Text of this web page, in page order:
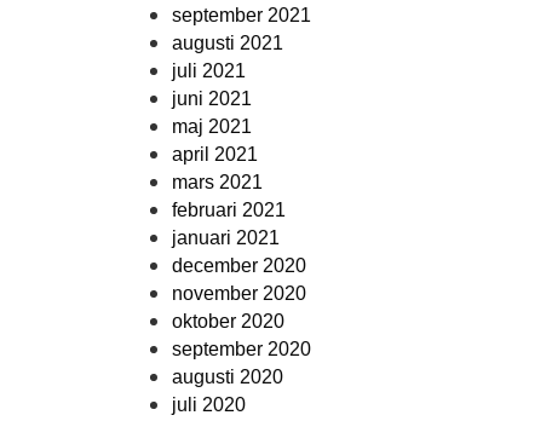
september 2021
augusti 2021
juli 2021
juni 2021
maj 2021
april 2021
mars 2021
februari 2021
januari 2021
december 2020
november 2020
oktober 2020
september 2020
augusti 2020
juli 2020